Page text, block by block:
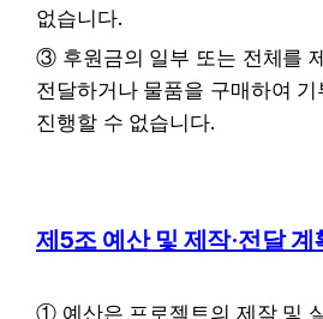
없습니다.
③ 후원금의 일부 또는 전체를
전달하거나 물품을 구매하여
진행할 수 없습니다.
제5조 예산 및 제작·전달 계
① 예산은 프로젝트의 제작 및